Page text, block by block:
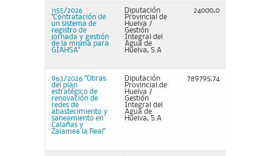
1155/2026
"Contratación de
un sistema de
registro de
jornada y gestión
de la misma para
GIAHSA"
Diputación
Provincial de
Huelva /
Gestión
Integral del
Agua de
Huelva, S.A
24000,0
963/2026 "Obras
del plan
estratégico de
renovación de
redes de
abastecimiento y
saneamiento en
Calañas y
Zalamea la Real"
Diputación
Provincial de
Huelva /
Gestión
Integral del
Agua de
Huelva, S.A
789795,74